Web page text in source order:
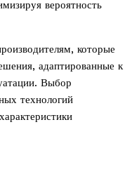
вероятность
которые
адаптированные к
Выбор
технологий